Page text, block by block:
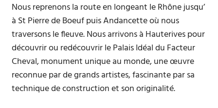
Nous reprenons la route en longeant le Rhône jusqu’
à St Pierre de Boeuf puis Andancette où nous
traversons le fleuve. Nous arrivons à Hauterives pour
découvrir ou redécouvrir le Palais Idéal du Facteur
Cheval, monument unique au monde, une œuvre
reconnue par de grands artistes, fascinante par sa
technique de construction et son originalité.